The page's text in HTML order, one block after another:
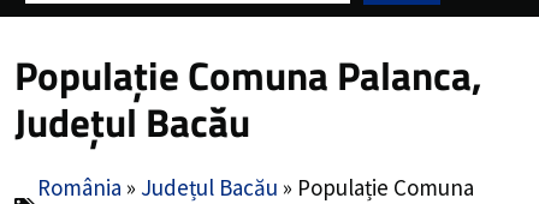
Populație Comuna Palanca,
Județul Bacău
România » Județul Bacău » Populație Comuna